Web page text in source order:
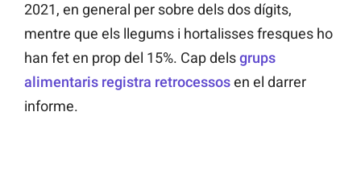
2021, en general per sobre dels dos dígits,
mentre que els llegums i hortalisses fresques ho
han fet en prop del 15%. Cap delsgrups
alimentaris registra retrocessosen el darrer
informe.